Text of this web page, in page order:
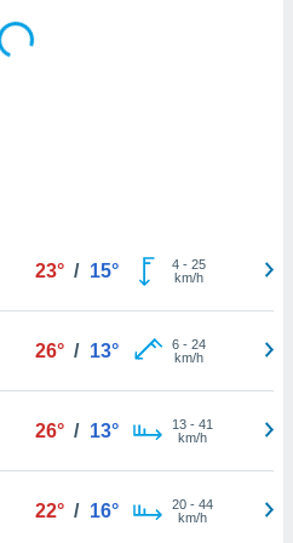
23° / 15° 4- 25
km/h
26° / 13° 6- 24
km/h
26° / 13° 13- 41
km/h
22° / 16° 20- 44
km/h